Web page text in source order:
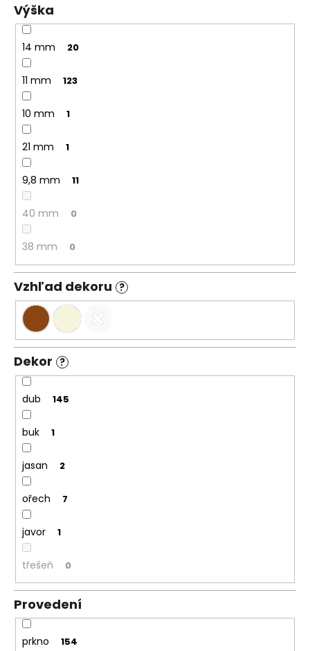
Výška
14 mm 20
11 mm 123
10 mm 1
21 mm 1
9,8 mm 11
40 mm 0
38 mm 0
Vzhľad dekoru ?
Dekor ?
dub 145
buk 1
jasan 2
ořech 7
javor 1
třešeň 0
Provedení
prkno 154